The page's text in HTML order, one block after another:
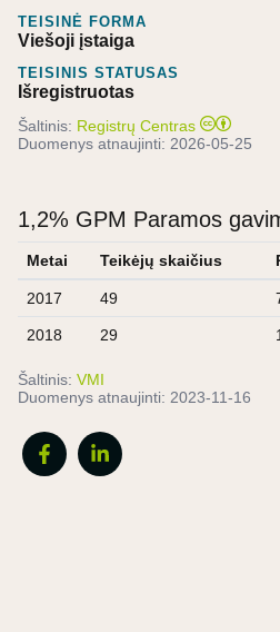
TEISINĖ FORMA
Viešoji įstaiga
TEISINIS STATUSAS
Išregistruotas
Šaltinis: Registrų Centras
Duomenys atnaujinti: 2026-05-25
1,2% GPM Paramos
Metai Teikėjų skaičius
2017 49
2018 29
Šaltinis: VMI
Duomenys atnaujinti: 2023-11-16